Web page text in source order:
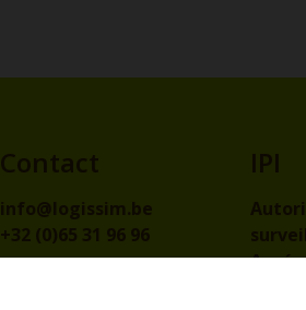
Contact
info@logissim.be
+32 (0)65 31 96 96
IPI